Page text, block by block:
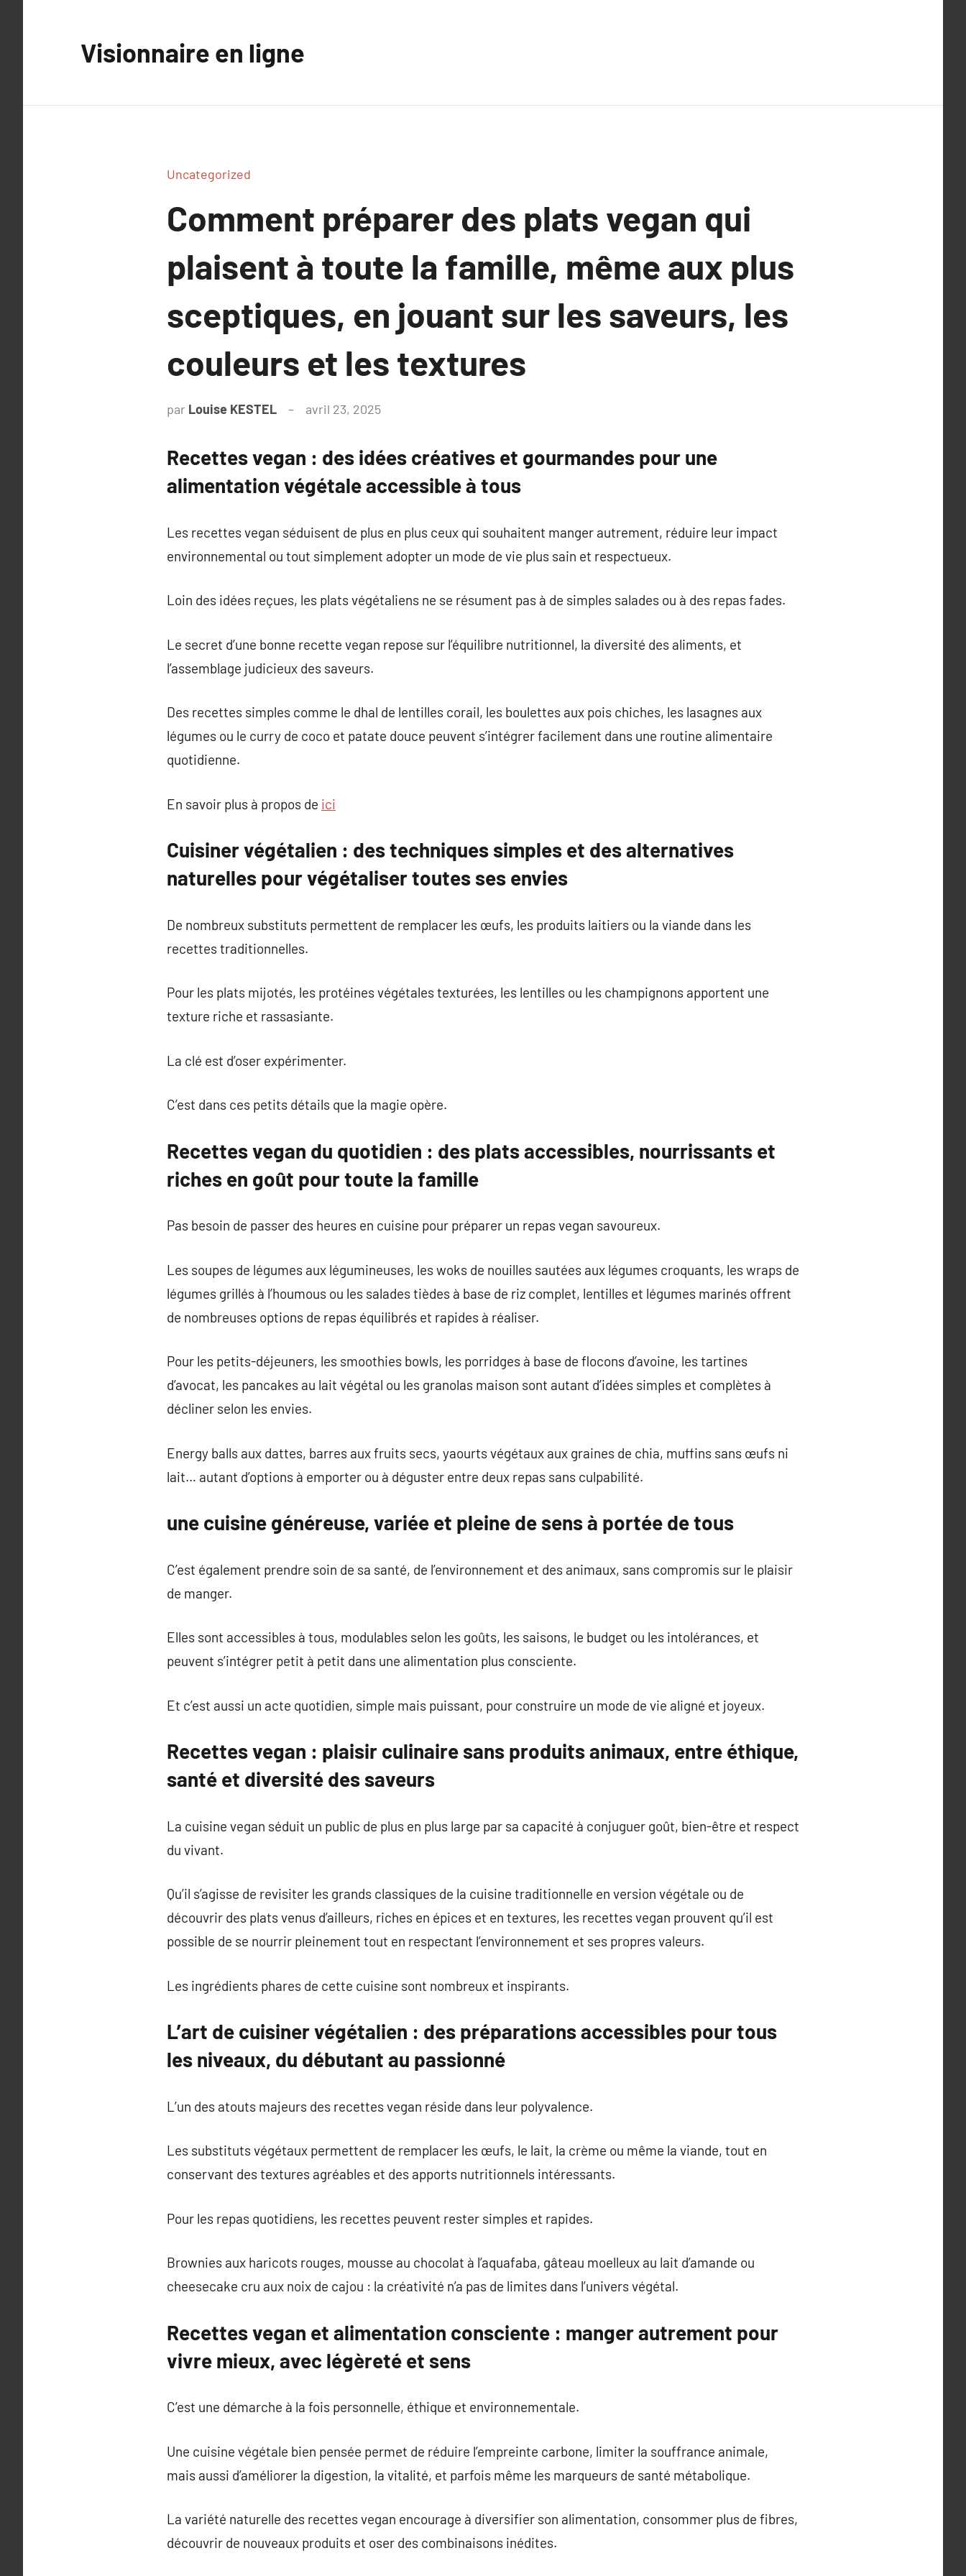
Visionnaire en ligne
Uncategorized
Comment préparer des plats vegan qui
plaisent à toute la famille, même aux plus
sceptiques, en jouant sur les saveurs, les
couleurs et les textures
par Louise KESTEL avril 23, 2025
Recettes vegan : des idées créatives et gourmandes pour une
alimentation végétale accessible à tous
Les recettes vegan séduisent de plus en plus ceux qui souhaitent manger autrement, réduire leur impact
environnemental ou tout simplement adopter un mode de vie plus sain et respectueux.
Loin des idées reçues, les plats végétaliens ne se résument pas à de simples salades ou à des repas fades.
Le secret d’une bonne recette vegan repose sur l’équilibre nutritionnel, la diversité des aliments, et
l’assemblage judicieux des saveurs.
Des recettes simples comme le dhal de lentilles corail, les boulettes aux pois chiches, les lasagnes aux
légumes ou le curry de coco et patate douce peuvent s’intégrer facilement dans une routine alimentaire
quotidienne.
En savoir plus à propos de ici
Cuisiner végétalien : des techniques simples et des alternatives
naturelles pour végétaliser toutes ses envies
De nombreux substituts permettent de remplacer les œufs, les produits laitiers ou la viande dans les
recettes traditionnelles.
Pour les plats mijotés, les protéines végétales texturées, les lentilles ou les champignons apportent une
texture riche et rassasiante.
La clé est d’oser expérimenter.
C’est dans ces petits détails que la magie opère.
Recettes vegan du quotidien : des plats accessibles, nourrissants et
riches en goût pour toute la famille
Pas besoin de passer des heures en cuisine pour préparer un repas vegan savoureux.
Les soupes de légumes aux légumineuses, les woks de nouilles sautées aux légumes croquants, les wraps de
légumes grillés à l’houmous ou les salades tièdes à base de riz complet, lentilles et légumes marinés offrent
de nombreuses options de repas équilibrés et rapides à réaliser.
Pour les petits-déjeuners, les smoothies bowls, les porridges à base de flocons d’avoine, les tartines
d’avocat, les pancakes au lait végétal ou les granolas maison sont autant d’idées simples et complètes à
décliner selon les envies.
Energy balls aux dattes, barres aux fruits secs, yaourts végétaux aux graines de chia, muffins sans œufs ni
lait… autant d’options à emporter ou à déguster entre deux repas sans culpabilité.
une cuisine généreuse, variée et pleine de sens à portée de tous
C’est également prendre soin de sa santé, de l’environnement et des animaux, sans compromis sur le plaisir
de manger.
Elles sont accessibles à tous, modulables selon les goûts, les saisons, le budget ou les intolérances, et
peuvent s’intégrer petit à petit dans une alimentation plus consciente.
Et c’est aussi un acte quotidien, simple mais puissant, pour construire un mode de vie aligné et joyeux.
Recettes vegan : plaisir culinaire sans produits animaux, entre éthique,
santé et diversité des saveurs
La cuisine vegan séduit un public de plus en plus large par sa capacité à conjuguer goût, bien-être et respect
du vivant.
Qu’il s’agisse de revisiter les grands classiques de la cuisine traditionnelle en version végétale ou de
découvrir des plats venus d’ailleurs, riches en épices et en textures, les recettes vegan prouvent qu’il est
possible de se nourrir pleinement tout en respectant l’environnement et ses propres valeurs.
Les ingrédients phares de cette cuisine sont nombreux et inspirants.
L’art de cuisiner végétalien : des préparations accessibles pour tous
les niveaux, du débutant au passionné
L’un des atouts majeurs des recettes vegan réside dans leur polyvalence.
Les substituts végétaux permettent de remplacer les œufs, le lait, la crème ou même la viande, tout en
conservant des textures agréables et des apports nutritionnels intéressants.
Pour les repas quotidiens, les recettes peuvent rester simples et rapides.
Brownies aux haricots rouges, mousse au chocolat à l’aquafaba, gâteau moelleux au lait d’amande ou
cheesecake cru aux noix de cajou : la créativité n’a pas de limites dans l’univers végétal.
Recettes vegan et alimentation consciente : manger autrement pour
vivre mieux, avec légèreté et sens
C’est une démarche à la fois personnelle, éthique et environnementale.
Une cuisine végétale bien pensée permet de réduire l’empreinte carbone, limiter la souffrance animale,
mais aussi d’améliorer la digestion, la vitalité, et parfois même les marqueurs de santé métabolique.
La variété naturelle des recettes vegan encourage à diversifier son alimentation, consommer plus de fibres,
découvrir de nouveaux produits et oser des combinaisons inédites.